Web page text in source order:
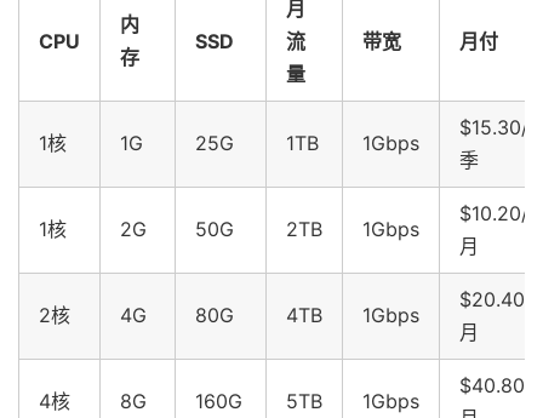
CPU
内
存
SSD
月
流
量
带宽 月付
1核 1G 25G 1TB 1Gbps
$15.30/
季
1核 2G 50G 2TB 1Gbps
$10.20/
月
2核 4G 80G 4TB 1Gbps
$20.40/
月
4核 8G 160G 5TB 1Gbps
$40.80/